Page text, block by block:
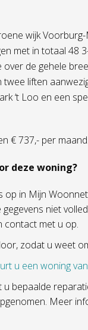
wijk
met in totaal 48
de gehele
liften
‘t Loo en een
€ 737,- per maand.
deze woning?
op in Mijn
niet
contact met u op.
zodat u weet
u een woning van
u bepaalde
Meer